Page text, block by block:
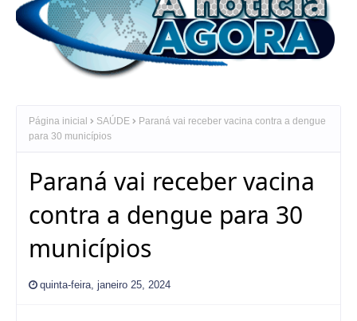
Página inicial SAÚDE
Paraná vai receber vacina contra a dengue
para 30 municípios
Paraná vai receber vacina
contra a dengue para 30
municípios
quinta-feira, janeiro 25, 2024